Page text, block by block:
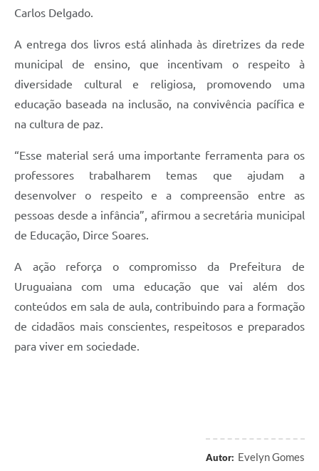
Carlos Delgado.
A entrega dos livros está alinhada às diretrizes da rede
municipal de ensino, que incentivam o respeito à
diversidade cultural e religiosa, promovendo uma
educação baseada na inclusão, na convivência pacífica e
na cultura de paz.
“Esse material será uma importante ferramenta para os
professores trabalharem temas que ajudam a
desenvolver o respeito e a compreensão entre as
pessoas desde a infância”, afirmou a secretária municipal
de Educação, Dirce Soares.
A ação reforça o compromisso da Prefeitura de
Uruguaiana com uma educação que vai além dos
conteúdos em sala de aula, contribuindo para a formação
de cidadãos mais conscientes, respeitosos e preparados
para viver em sociedade.
Autor: Evelyn Gomes